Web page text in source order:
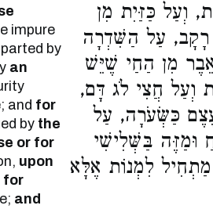
impure
by
an
and for
by the
or for
upon
for
and
וְעַל כַּזַּיִת מִן
רָקָב, עַל הַשִּׁדְרָה
מִן הַחַי שֶׁיֵּשׁ
וְעַל חֲצִי לֹג דָּם,
כַּשְּׂעֹרָה, עַל
וּמַזֶּה בַּשְּׁלִישִׁי
מַתְחִיל לִמְנוֹת אֶלָּא